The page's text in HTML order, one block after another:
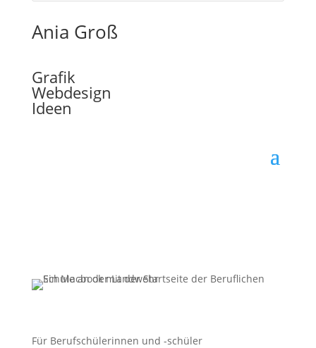
Ania Groß
Grafik
Webdesign
Ideen
Für Berufschülerinnen und -schüler